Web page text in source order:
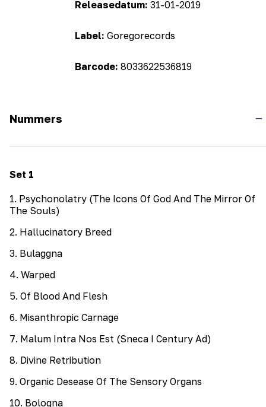
Releasedatum: 31-01-2019
Label: Goregorecords
Barcode: 8033622536819
Nummers
Set 1
1. Psychonolatry (The Icons Of God And The Mirror Of
The Souls)
2. Hallucinatory Breed
3. Bulaggna
4. Warped
5. Of Blood And Flesh
6. Misanthropic Carnage
7. Malum Intra Nos Est (Sneca I Century Ad)
8. Divine Retribution
9. Organic Desease Of The Sensory Organs
10. Bologna